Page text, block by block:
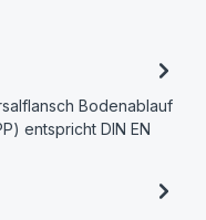
Bodenablauf
entspricht DIN EN